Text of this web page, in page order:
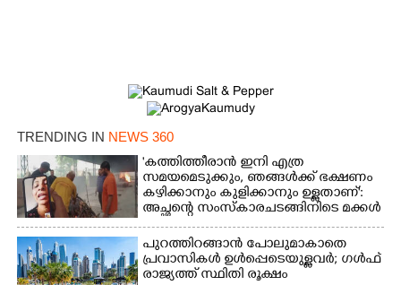
TRENDING IN NEWS 360
'കത്തിത്തീരാൻ ഇനി എത്ര
സമയമെടുക്കും, ഞങ്ങൾക്ക് ഭക്ഷണം
കഴിക്കാനും കുളിക്കാനും ഉള്ളതാണ്':
അച്ഛന്റെ സംസ്കാരചടങ്ങിനിടെ മക്കൾ
പുറത്തിറങ്ങാൻ പോലുമാകാതെ
പ്രവാസികൾ ഉൾപ്പെടെയുള്ളവർ; ഗൾഫ്
രാജ്യത്ത് സ്ഥിതി രൂക്ഷം